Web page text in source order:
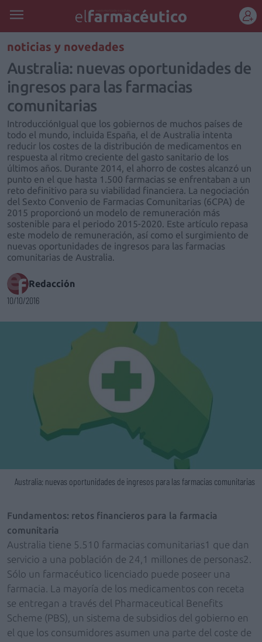
REGÍSTRATE
noticias y novedades
Australia: nuevas oportunidades de
ingresos para las farmacias
comunitarias
IntroducciónIgual que los gobiernos de muchos países de
todo el mundo, incluida España, el de Australia intenta
reducir los costes de la distribución de medicamentos en
respuesta al ritmo creciente del gasto sanitario de los
últimos años. Durante 2014, el ahorro de costes alcanzó un
punto en el que hasta 1.500 farmacias se enfrentaban a un
reto definitivo para su viabilidad financiera. La negociación
del Sexto Convenio de Farmacias Comunitarias (6CPA) de
2015 proporcionó un modelo de remuneración más
sostenible para el periodo 2015-2020. Este artículo repasa
este modelo de remuneración, así como el surgimiento de
nuevas oportunidades de ingresos para las farmacias
comunitarias de Australia.
Redacción
10/10/2016
Australia: nuevas oportunidades de ingresos para las farmacias comunitarias
Fundamentos: retos financieros para la farmacia
comunitaria
Australia tiene 5.510 farmacias comunitarias1 que dan
servicio a una población de 24,1 millones de personas2.
Sólo un farmacéutico licenciado puede poseer una
farmacia. La mayoría de los medicamentos con receta
se entregan a través del Pharmaceutical Benefits
Scheme (PBS), un sistema de subsidios del gobierno en
el que los consumidores asumen una parte del coste de